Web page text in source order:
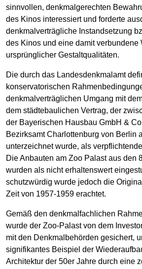
sinnvollen, denkmalgerechten
des Kinos interessiert und forderte
denkmalverträgliche Instandsetzung
des Kinos und eine damit verbundene
ursprünglicher Gestaltqualitäten.
Die durch das Landesdenkmalamt
konservatorischen
denkmalverträglichen Umgang mit
dem städtebaulichen Vertrag, der
der Bayerischen Hausbau GmbH &
Bezirksamt Charlottenburg von Berlin
unterzeichnet wurde, als
Die Anbauten am Zoo Palast aus den
wurden als nicht erhaltenswert
schutzwürdig wurde jedoch die
Zeit von 1957-1959 erachtet.
Gemäß den denkmalfachlichen
wurde der Zoo-Palast von dem
mit den Denkmalbehörden gesichert,
signifikantes Beispiel der
Architektur der 50er Jahre durch eine